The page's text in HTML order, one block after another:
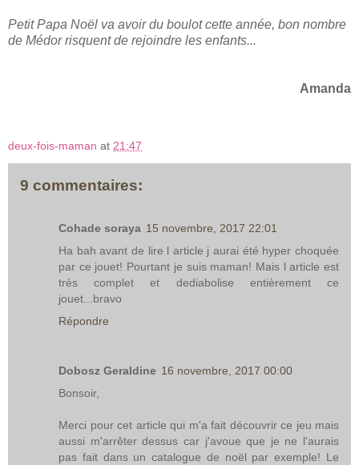
Petit Papa Noël va avoir du boulot cette année, bon nombre
de Médor risquent de rejoindre les enfants...
Amanda
deux-fois-maman at 21:47
9 commentaires:
Cohade soraya 15 novembre, 2017 22:01
Ha bah avant de lire l article j aurai été hyper choquée
par ce jouet! Pourtant je suis maman! Mais l article est
très complet et dediabolise entièrement ce
jouet...bravo
Répondre
Dobosz Geraldine 16 novembre, 2017 00:00
Bonsoir,
Merci pour cet article qui m'a fait découvrir ce jeu mais
aussi m'arrêter dessus car j'avoue que je ne l'aurais
pas fait dans un catalogue de noël par exemple! Le